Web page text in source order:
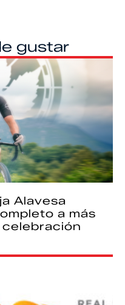
gustar
Alavesa
a más